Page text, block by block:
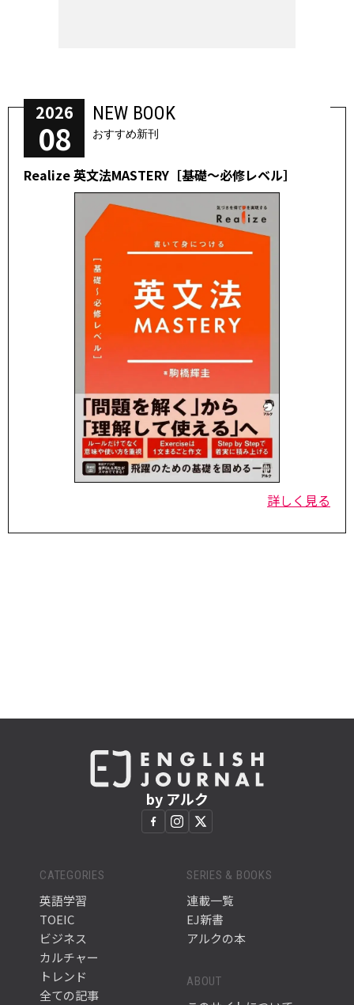
2026
08
NEW BOOK
おすすめ新刊
Realize 英文法MASTERY［基礎～必修レベル］
詳しく見る
by アルク
CATEGORIES
英語学習
TOEIC
ビジネス
カルチャー
トレンド
全ての記事
SERIES & BOOKS
連載一覧
EJ新書
アルクの本
ABOUT